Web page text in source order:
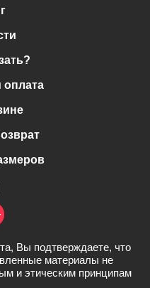
оплата
Вы подтверждаете, что
материалы не
и этическим принципам